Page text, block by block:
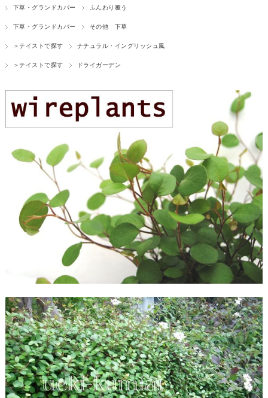
下草・グランドカバー
ふんわり覆う
下草・グランドカバー その他 下草
＞テイストで探す ナチュラル・イングリッシュ風
＞テイストで探す ドライガーデン